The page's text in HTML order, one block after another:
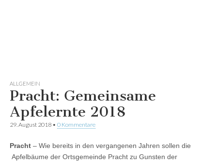
ALLGEMEIN
Pracht: Gemeinsame
Apfelernte 2018
29. August 2018 • 0 Kommentare
Pracht – Wie bereits in den vergangenen Jahren sollen die
Apfelbäume der Ortsgemeinde Pracht zu Gunsten der